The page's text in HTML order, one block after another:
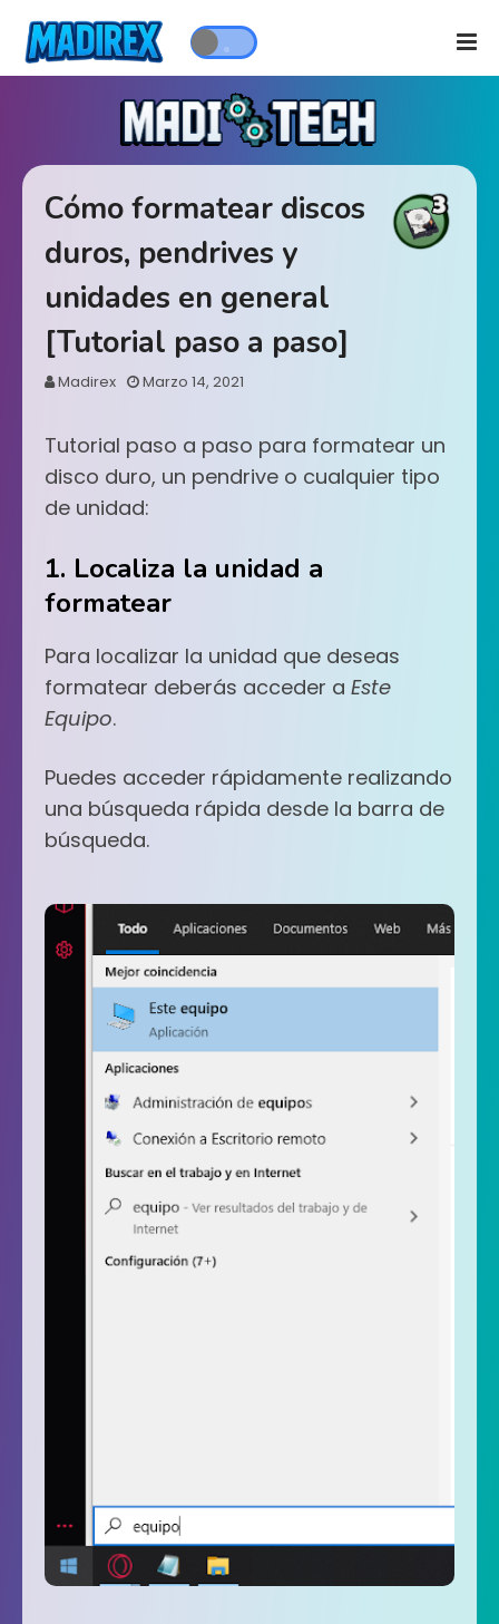
Cómo formatear discos
duros, pendrives y
unidades en general
[Tutorial paso a paso]
Madirex Marzo 14, 2021
Tutorial paso a paso para formatear un
disco duro, un pendrive o cualquier tipo
de unidad:
1. Localiza la unidad a
formatear
Para localizar la unidad que deseas
formatear deberás acceder a Este
Equipo.
Puedes acceder rápidamente realizando
una búsqueda rápida desde la barra de
búsqueda.